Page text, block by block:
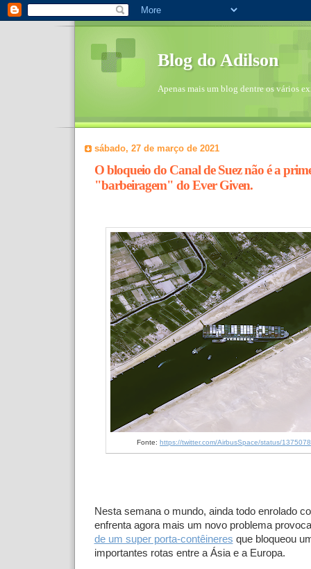
Blog do Adilson
Apenas mais um blog dentre os vários
sábado, 27 de março de 2021
O bloqueio do Canal de Suez não é a
"barbeiragem" do Ever Given.
Fonte: https://twitter.com/AirbusSpace/status/
Nesta semana o mundo, ainda todo enrolado
enfrenta agora mais um novo problema
de um super porta-contêineres que bloqueou
importantes rotas entre a Ásia e a Europa.